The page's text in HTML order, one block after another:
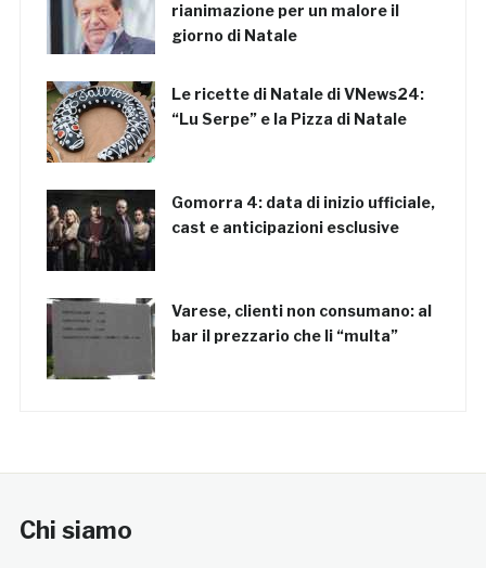
rianimazione per un malore il
giorno di Natale
Le ricette di Natale di VNews24:
“Lu Serpe” e la Pizza di Natale
Gomorra 4: data di inizio ufficiale,
cast e anticipazioni esclusive
Varese, clienti non consumano: al
bar il prezzario che li “multa”
Chi siamo